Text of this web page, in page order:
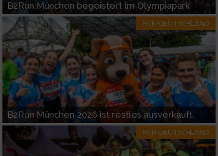
B2Run München begeistert im Olympiapark
RUN-DEUTSCHLAND
B2Run München 2026 ist restlos ausverkauft
RUN-DEUTSCHLAND